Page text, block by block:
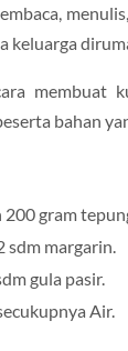
keluarga
membuat
bahan
200 gram
sdm margarin.
gula pasir.
Air.